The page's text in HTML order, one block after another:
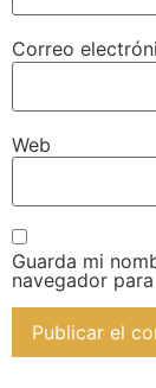
Correo
Web
Guarda mi
navegador